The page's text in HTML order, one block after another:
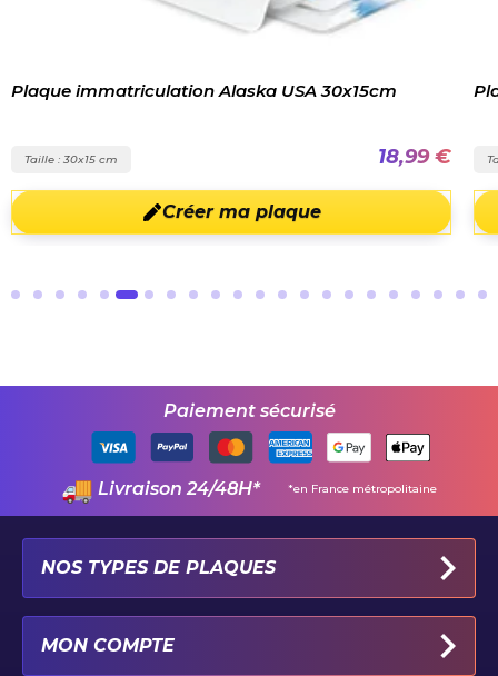
Plaque immatriculation Alaska USA 30x15cm
Taille : 30x15 cm 18,99 €
Créer ma plaque
Paiement sécurisé
Livraison 24/48H* *en France métropolitaine
NOS TYPES DE PLAQUES
MON COMPTE